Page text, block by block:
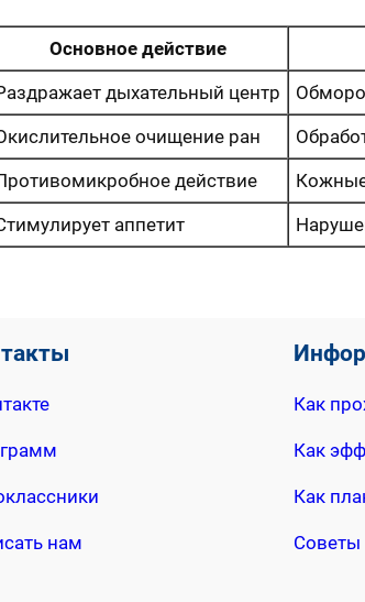
Основное действие
дыхательный центр
очищение ран
действие
аппетит
нам
Как
Как
Как
Советы